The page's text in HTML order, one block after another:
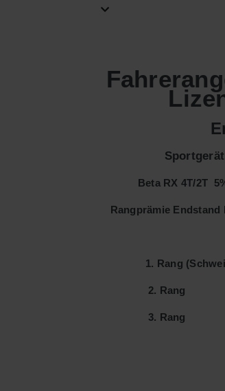
Beta RX 4T/2T
Rangprämie
1. Rang
2.
3.